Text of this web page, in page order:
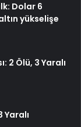
Dolar 6
yükselişe
2 Ölü, 3 Yaralı
Yaralı